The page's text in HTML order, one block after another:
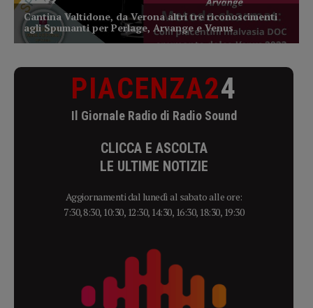
PIACENZA24
Il Giornale Radio di Radio Sound
CLICCA E ASCOLTA
LE ULTIME NOTIZIE
Aggiornamenti dal lunedì al sabato alle ore:
7:30, 8:30, 10:30, 12:30, 14:30, 16:30, 18:30, 19:30